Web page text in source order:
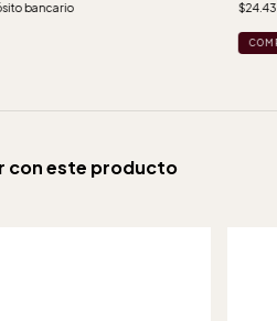
bancario
con este producto